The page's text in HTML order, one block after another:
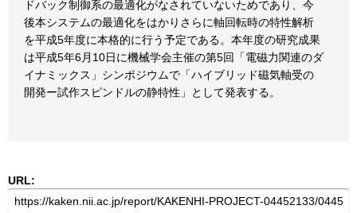
ドバック制御系の最適化がなされていないためであり、今
後本システムの最適化をはかりさらに軸回転時の特性解析
を平成5年度に本格的に行う予定である。本年度の研究成果
は平成5年6月10日に機械学会主催の第5回「電磁力関連のダ
イナミックス」シンポジウムで「ハイブリッド磁気軸受の
開発ー試作スピンドルの静特性」として発表する。
URL: